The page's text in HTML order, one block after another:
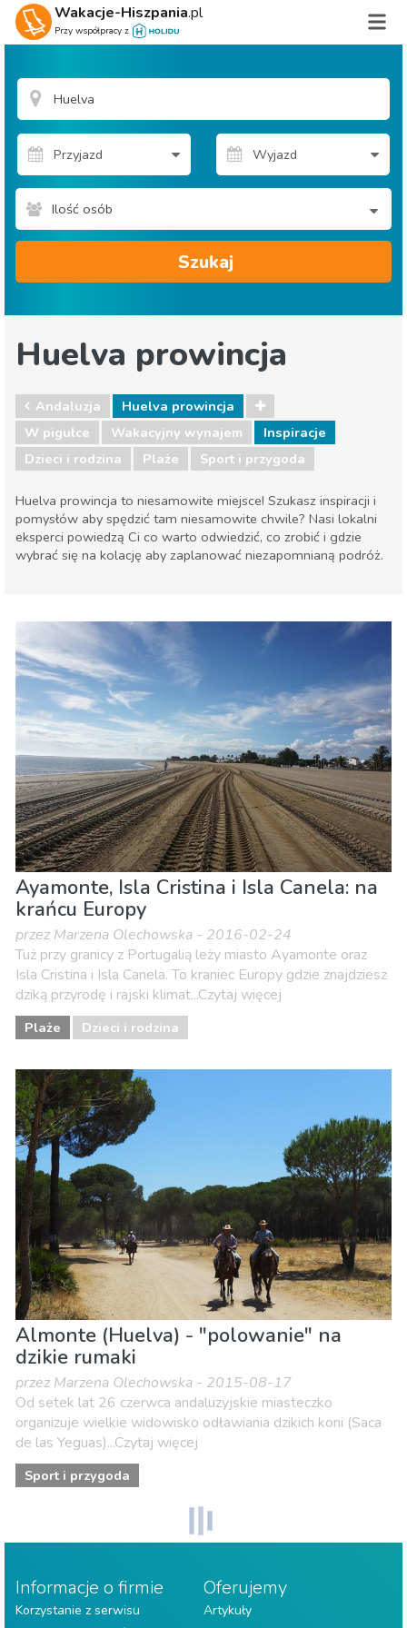
Wakacje-Hiszpania.pl
Przy współpracy z
Ilość osób
Szukaj
Huelva prowincja
Andaluzja
Huelva prowincja
W pigułce
Wakacyjny wynajem
Inspiracje
Dzieci i rodzina
Plaże Sport i przygoda
Huelva prowincja to niesamowite miejsce! Szukasz inspiracji i
pomysłów aby spędzić tam niesamowite chwile? Nasi lokalni
eksperci powiedzą Ci co warto odwiedzić, co zrobić i gdzie
wybrać się na kolację aby zaplanować niezapomnianą podróż.
Dzieci i rodzina
Plaże Sport i przygoda
Ayamonte, Isla Cristina i Isla Canela: na
krańcu Europy
przez Marzena Olechowska - 2016-02-24
Tuż przy granicy z Portugalią leży miasto Ayamonte oraz
Isla Cristina i Isla Canela. To kraniec Europy gdzie znajdziesz
dziką przyrodę i rajski klimat...Czytaj więcej
Plaże Dzieci i rodzina
Almonte (Huelva) - "polowanie" na
dzikie rumaki
przez Marzena Olechowska - 2015-08-17
Od setek lat 26 czerwca andaluzyjskie miasteczko
organizuje wielkie widowisko odławiania dzikich koni (Saca
de las Yeguas)...Czytaj więcej
Sport i przygoda
Informacje o firmie
Korzystanie z serwisu
Oferujemy
Artykuły